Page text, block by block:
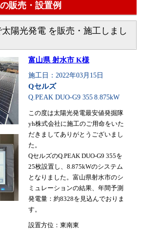
販売・設置例
陽光発電 を販売・施工しまし
富山県 射水市 K様
施工日：2022年03月15日
Qセルズ
Q.PEAK DUO-G9 355 8.875kW
この度は太陽光発電最安値発掘隊
yh株式会社に施工のご用命をいた
だきましてありがとうございまし
た。
QセルズのQ.PEAK DUO-G9 355を
25枚設置し、8.875kWのシステム
となりました。富山県射水市のシ
ミュレーションの結果、年間予測
発電量：約8328を見込んでおりま
す。
設置方位：東南東